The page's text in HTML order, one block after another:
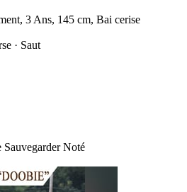
3 Ans, 145 cm, Bai cerise
· Saut
Sauvegarder Noté